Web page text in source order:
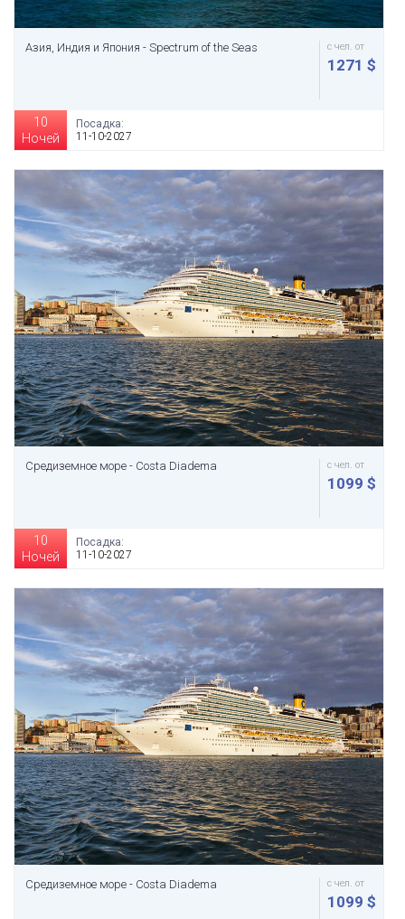
Азия, Индия и Япония - Spectrum of the Seas с чел. от
1271 $
10
Ночей
Посадка:
11-10-2027
Средиземное море - Costa Diadema с чел. от
1099 $
10
Ночей
Посадка:
11-10-2027
Средиземное море - Costa Diadema с чел. от
1099 $